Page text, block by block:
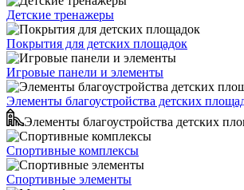
Детские тренажеры
Покрытия для детских площадок
Игровые панели и элементы
Элементы благоустройства детских
Элементы благоустройства детских
Спортивные комплексы
Спортивные элементы